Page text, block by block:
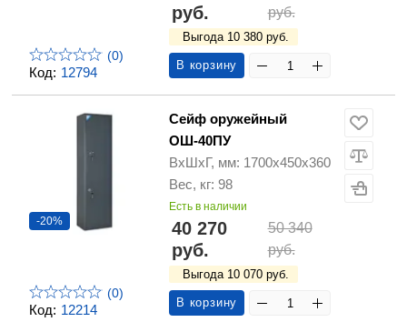
Код: 12794
(0)
руб.
руб.
Выгода 10 380 руб.
В корзину
Код: 12214
-20%
(0)
Сейф оружейный
ОШ-40ПУ
ВхШхГ, мм: 1700х450х360
Вес, кг: 98
Есть в наличии
40 270
руб.
50 340
руб.
Выгода 10 070 руб.
В корзину